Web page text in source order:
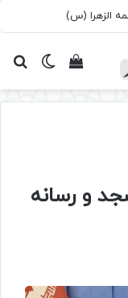
الزهرا (س)
تغییرمشاهده
و رسانه